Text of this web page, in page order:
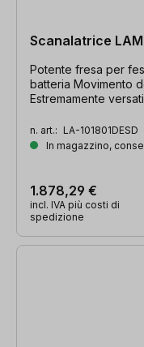
Scanalatrice
Potente fresa per
batteria Movimento
Estremamente
n. art.: LA-101801DESD
In magazzino,
1.878,29 €
incl. IVA più costi di
spedizione